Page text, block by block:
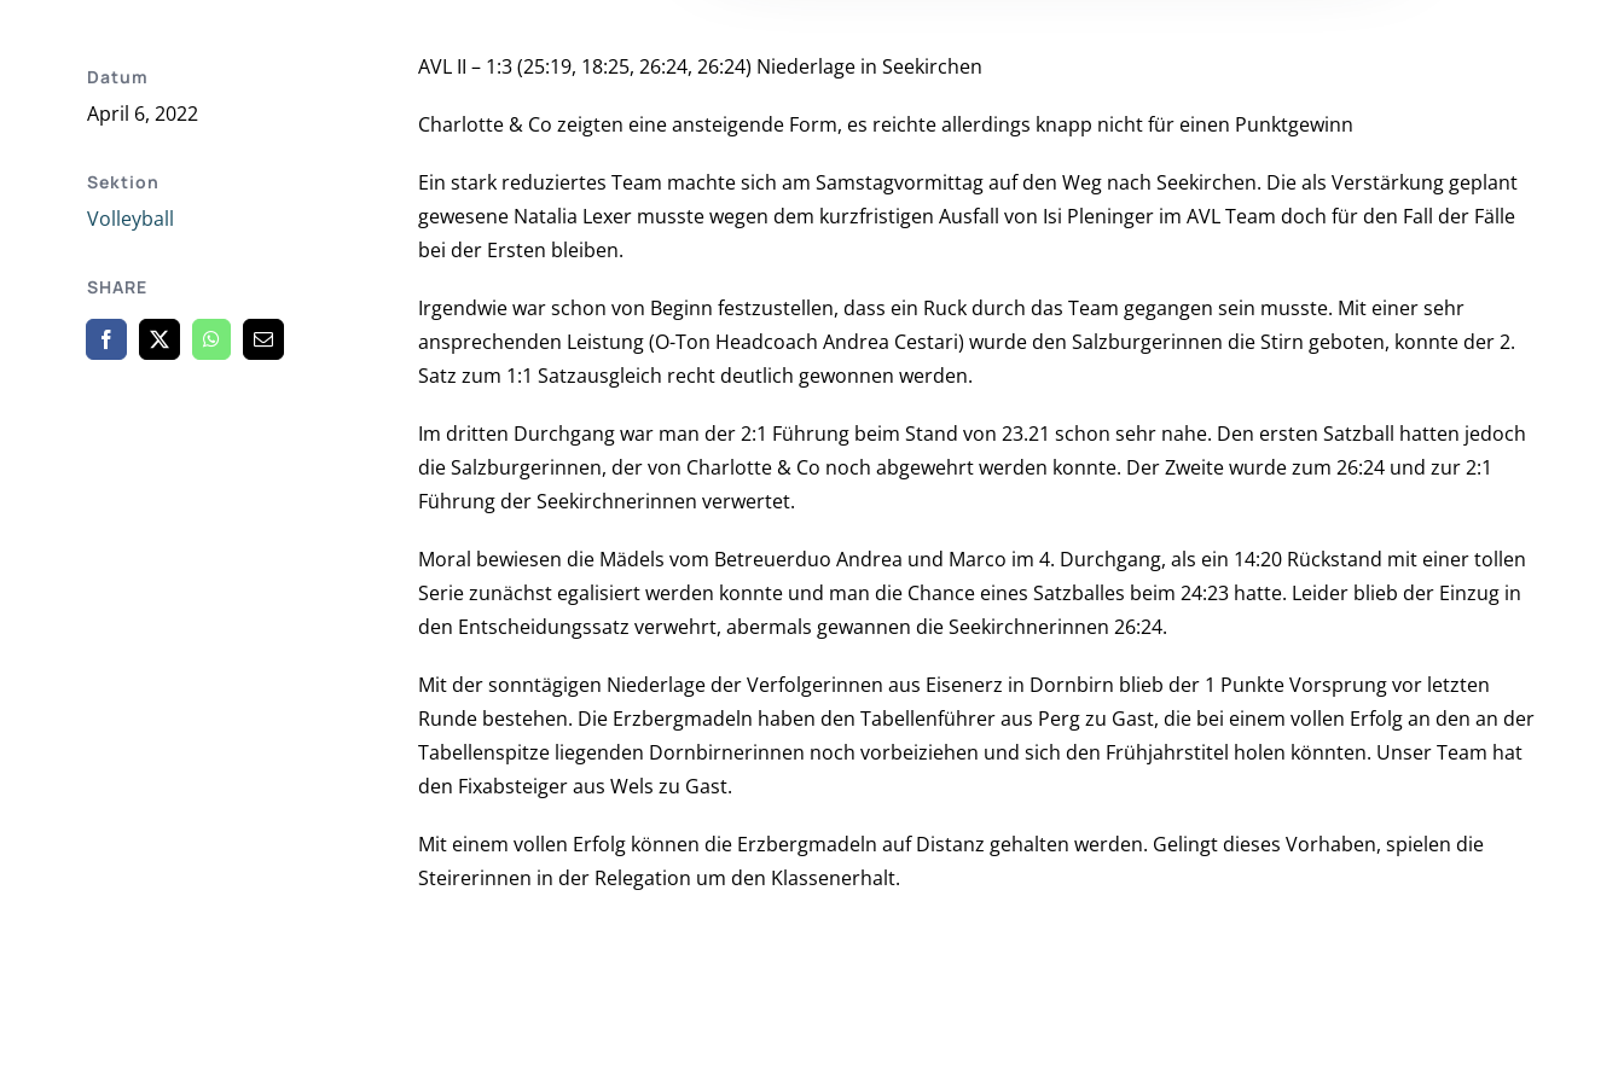
Datum
April 6, 2022
Sektion
Volleyball
SHARE
AVL II – 1:3 (25:19, 18:25, 26:24, 26:24) Niederlage in Seekirchen
Charlotte & Co zeigten eine ansteigende Form, es reichte allerdings knapp nicht für einen Punktgewinn
Ein stark reduziertes Team machte sich am Samstagvormittag auf den Weg nach Seekirchen. Die als Verstärkung geplant
gewesene Natalia Lexer musste wegen dem kurzfristigen Ausfall von Isi Pleninger im AVL Team doch für den Fall der Fälle
bei der Ersten bleiben.
Irgendwie war schon von Beginn festzustellen, dass ein Ruck durch das Team gegangen sein musste. Mit einer sehr
ansprechenden Leistung (O-Ton Headcoach Andrea Cestari) wurde den Salzburgerinnen die Stirn geboten, konnte der 2.
Satz zum 1:1 Satzausgleich recht deutlich gewonnen werden.
Im dritten Durchgang war man der 2:1 Führung beim Stand von 23.21 schon sehr nahe. Den ersten Satzball hatten jedoch
die Salzburgerinnen, der von Charlotte & Co noch abgewehrt werden konnte. Der Zweite wurde zum 26:24 und zur 2:1
Führung der Seekirchnerinnen verwertet.
Moral bewiesen die Mädels vom Betreuerduo Andrea und Marco im 4. Durchgang, als ein 14:20 Rückstand mit einer tollen
Serie zunächst egalisiert werden konnte und man die Chance eines Satzballes beim 24:23 hatte. Leider blieb der Einzug in
den Entscheidungssatz verwehrt, abermals gewannen die Seekirchnerinnen 26:24.
Mit der sonntägigen Niederlage der Verfolgerinnen aus Eisenerz in Dornbirn blieb der 1 Punkte Vorsprung vor letzten
Runde bestehen. Die Erzbergmadeln haben den Tabellenführer aus Perg zu Gast, die bei einem vollen Erfolg an den an der
Tabellenspitze liegenden Dornbirnerinnen noch vorbeiziehen und sich den Frühjahrstitel holen könnten. Unser Team hat
den Fixabsteiger aus Wels zu Gast.
Mit einem vollen Erfolg können die Erzbergmadeln auf Distanz gehalten werden. Gelingt dieses Vorhaben, spielen die
Steirerinnen in der Relegation um den Klassenerhalt.